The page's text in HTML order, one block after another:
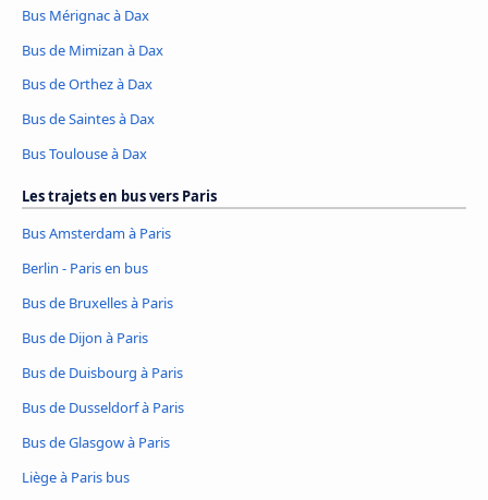
Bus Mérignac à Dax
Bus de Mimizan à Dax
Bus de Orthez à Dax
Bus de Saintes à Dax
Bus Toulouse à Dax
Les trajets en bus vers Paris
Bus Amsterdam à Paris
Berlin - Paris en bus
Bus de Bruxelles à Paris
Bus de Dijon à Paris
Bus de Duisbourg à Paris
Bus de Dusseldorf à Paris
Bus de Glasgow à Paris
Liège à Paris bus